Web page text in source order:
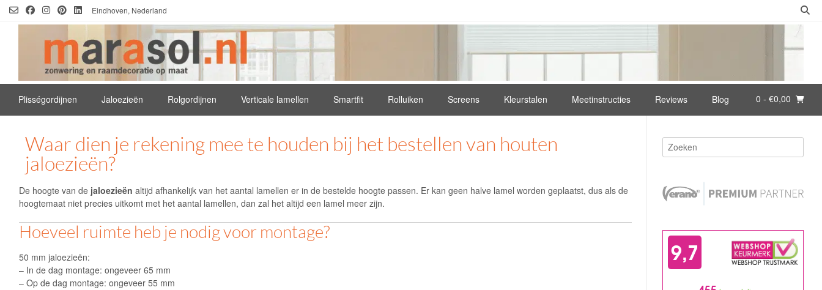
Ga
Eindhoven, Nederland
Plisségordijnen Jaloezieën Rolgordijnen Verticale lamellen Smartfit Rolluiken Screens Kleurstalen Meetinstructies Reviews Blog 0 - €0,00
Waar dien je rekening mee te houden bij het bestellen van houten
jaloezieën?
De hoogte van de jaloezieën altijd afhankelijk van het aantal lamellen er in de bestelde hoogte passen. Er kan geen halve lamel worden geplaatst, dus als de
hoogtemaat niet precies uitkomt met het aantal lamellen, dan zal het altijd een lamel meer zijn.
Hoeveel ruimte heb je nodig voor montage?
50 mm jaloezieën:
– In de dag montage: ongeveer 65 mm
– Op de dag montage: ongeveer 55 mm